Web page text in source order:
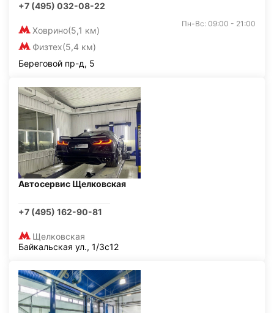
+7 (495) 032-08-22
Ховрино(5,1 км)
Физтех(5,4 км)
Пн-Вс: 09:00 - 21:00
Береговой пр-д, 5
Автосервис Щелковская
+7 (495) 162-90-81
Щелковская
Байкальская ул., 1/3с12